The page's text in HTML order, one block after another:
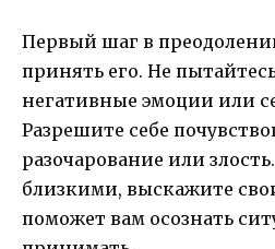
Первый шаг в
принять его. Не
негативные эмоции или
Разрешите себе
разочарование или
близкими, выскажите
поможет вам осознать